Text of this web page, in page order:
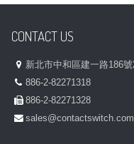
CONTACT US
新北市中和區建一路186
886-2-82271318
886-2-82271328